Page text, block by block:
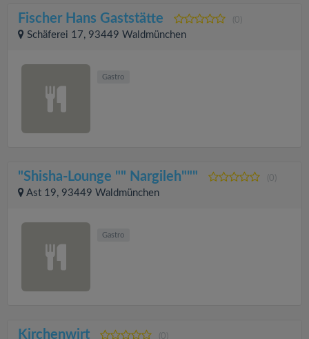
Fischer Hans Gaststätte (0)
Schäferei 17, 93449 Waldmünchen
Gastro
"Shisha-Lounge "" Nargileh""" (0)
Ast 19, 93449 Waldmünchen
Gastro
Kirchenwirt (0)